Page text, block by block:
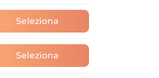
Seleziona
Seleziona